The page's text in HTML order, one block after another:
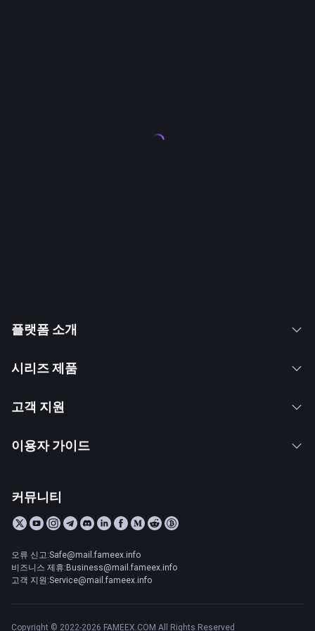
플랫폼 소개
시리즈 제품
고객 지원
이용자 가이드
커뮤니티
오류 신고:Safe@mail.fameex.info
비즈니스 제휴:Business@mail.fameex.info
고객 지원:Service@mail.fameex.info
Copyright © 2022-2026 FAMEEX.COM All Rights Reserved